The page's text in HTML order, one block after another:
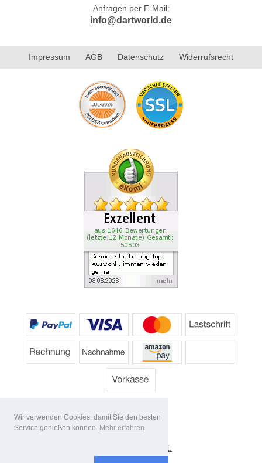
Wir verwenden Cookies, damit Sie den besten
Service genießen können. Mehr erfahren
Anfragen per E-Mail:
info@dartworld.de
Impressum AGB Datenschutz Widerrufsrecht
Alle Preise inkl. MwSt.
Lieferbedingungen